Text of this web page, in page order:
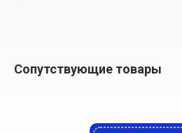
Сопутствующие товары